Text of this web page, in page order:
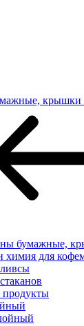
крышки
бумажные,
химия для